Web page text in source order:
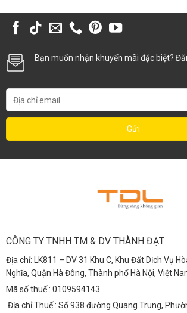
Bạn muốn nhận khuyến mãi đặc biệt?
CÔNG TY TNHH TM & DV THÀNH ĐẠT
Địa chỉ: LK811 – DV 31 Khu C, Khu Đất Dịch Vụ
Nghĩa, Quận Hà Đông, Thành phố Hà Nội, Việt
Mã số thuế : 0109594143
Địa chỉ Thuế : Số 938 đường Quang Trung,